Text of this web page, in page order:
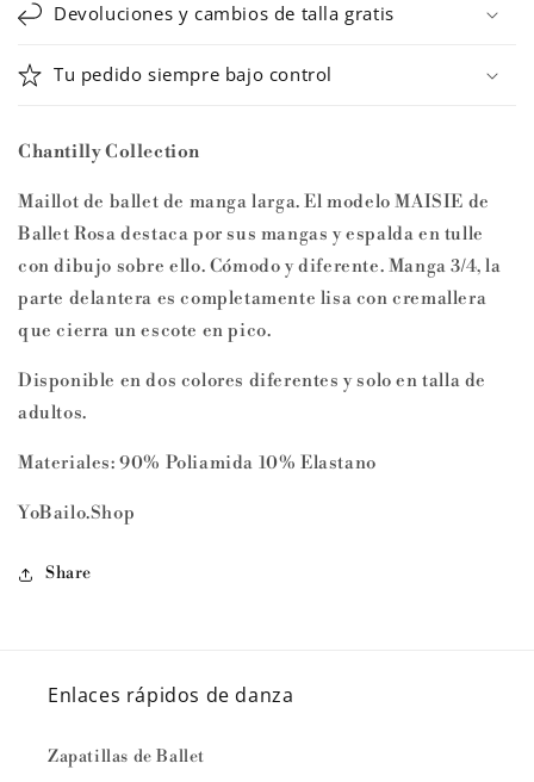
Devoluciones y cambios de talla gratis
Tu pedido siempre bajo control
Chantilly Collection
Maillot de ballet de manga larga. El modelo MAISIE de
Ballet Rosa destaca por sus mangas y espalda en tulle
con dibujo sobre ello. Cómodo y diferente. Manga 3/4, la
parte delantera es completamente lisa con cremallera
que cierra un escote en pico.
Disponible en dos colores diferentes y solo en talla de
adultos.
Materiales: 90% Poliamida 10% Elastano
YoBailo.Shop
Share
Enlaces rápidos de danza
Zapatillas de Ballet